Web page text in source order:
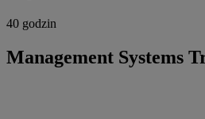
40 godzin
Management Systems